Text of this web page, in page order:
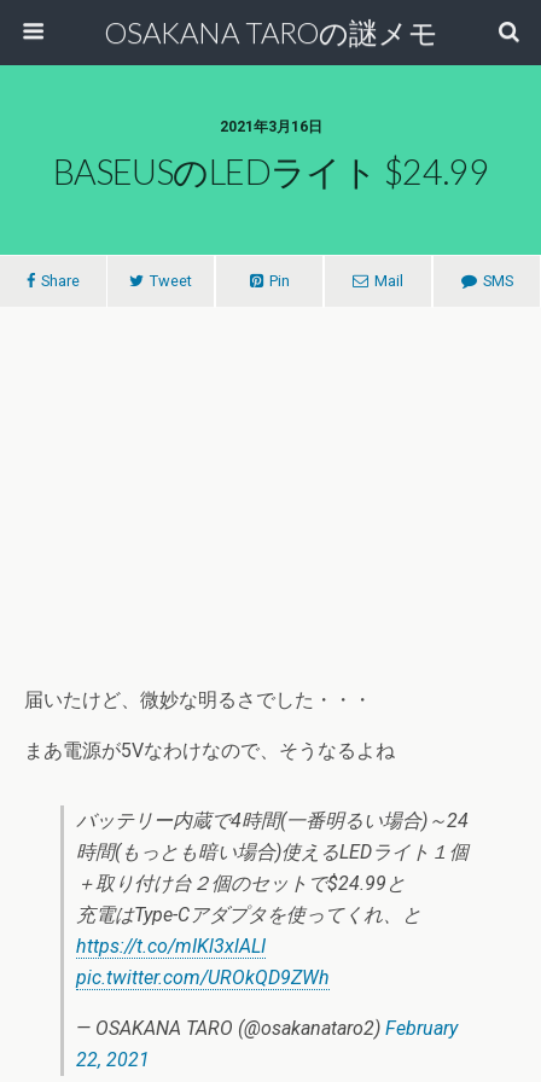
OSAKANA TAROの謎メモ
2021年3月16日
BASEUSのLEDライト $24.99
Share Tweet Pin Mail SMS
届いたけど、微妙な明るさでした・・・
まあ電源が5Vなわけなので、そうなるよね
バッテリー内蔵で4時間(一番明るい場合)～24
時間(もっとも暗い場合)使えるLEDライト１個
＋取り付け台２個のセットで$24.99と
充電はType-Cアダプタを使ってくれ、と
https://t.co/mIKl3xlALI
pic.twitter.com/UROkQD9ZWh
— OSAKANA TARO (@osakanataro2) February
22, 2021